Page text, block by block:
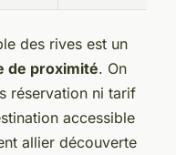
des rives est un
de proximité. On
réservation ni tarif
accessible
allier découverte